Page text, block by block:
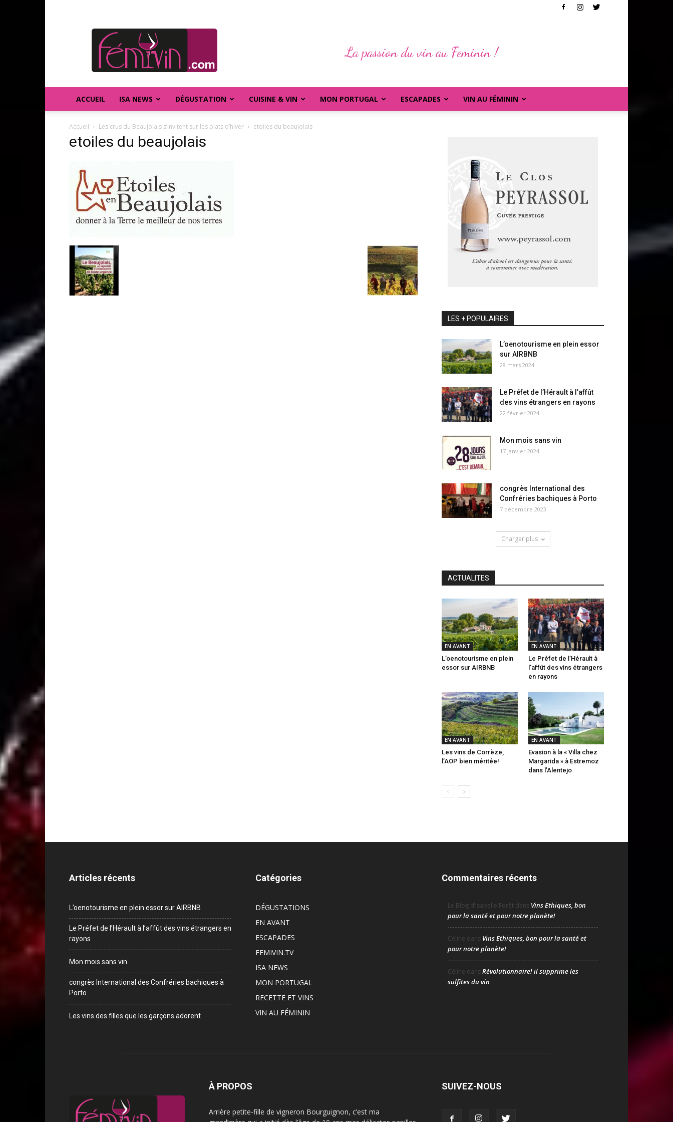
FEMIVIN
La passion du vin au Feminin !
ACCUEIL ISA NEWS DÉGUSTATION CUISINE & VIN MON PORTUGAL ESCAPADES VIN AU FÉMININ
Accueil Les crus du Beaujolais s’invitent sur les plats d’hiver etoiles du beaujolais
etoiles du beaujolais
LES + POPULAIRES
L’oenotourisme en plein essor
sur AIRBNB
28 mars 2024
Le Préfet de l’Hérault à l’affût
des vins étrangers en rayons
22 février 2024
Mon mois sans vin
17 janvier 2024
congrès International des
Confréries bachiques à Porto
7 décembre 2023
Charger plus
ACTUALITES
EN AVANT
L’oenotourisme en plein
essor sur AIRBNB
EN AVANT
Le Préfet de l’Hérault à
l’affût des vins étrangers
en rayons
EN AVANT
Les vins de Corrèze,
l’AOP bien méritée!
EN AVANT
Evasion à la « Villa chez
Margarida » à Estremoz
dans l’Alentejo
Articles récents
L’oenotourisme en plein essor sur AIRBNB
Le Préfet de l’Hérault à l’affût des vins étrangers en
rayons
Mon mois sans vin
congrès International des Confréries bachiques à
Porto
Les vins des filles que les garçons adorent
Catégories
DÉGUSTATIONS
EN AVANT
ESCAPADES
FEMIVIN.TV
ISA NEWS
MON PORTUGAL
RECETTE ET VINS
VIN AU FÉMININ
Commentaires récents
Le Blog d’Isabelle Forêt dans Vins Ethiques, bon
pour la santé et pour notre planète!
Céline dans Vins Ethiques, bon pour la santé et
pour notre planète!
Céline dansRévolutionnaire! il supprime les
sulfites du vin
À PROPOS
Arrière petite-fille de vigneron Bourguignon, c’est ma
SUIVEZ-NOUS